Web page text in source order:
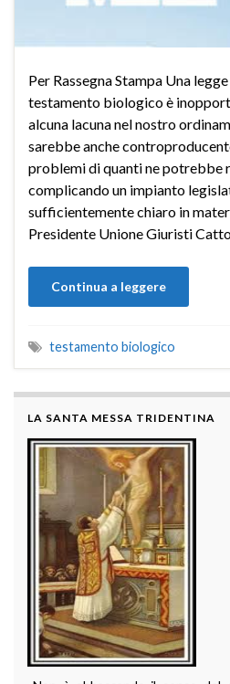
Per Rassegna Stampa Una
testamento biologico è
alcuna lacuna nel nostro
sarebbe anche
problemi di quanti ne potrebbe
complicando un impianto
sufficientemente chiaro in
Presidente Unione Giuristi
Continua a leggere
testamento biologico
LA SANTA MESSA TRIDENTINA